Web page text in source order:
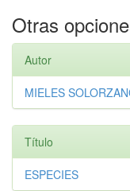
Otras
Autor
MIELES
Título
ESPECIES